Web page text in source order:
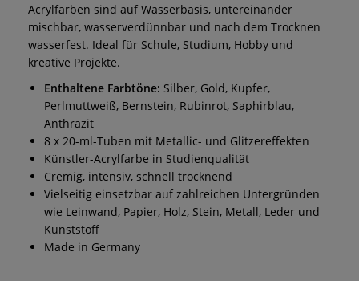
Acrylfarben sind auf Wasserbasis, untereinander
mischbar, wasserverdünnbar und nach dem Trocknen
wasserfest. Ideal für Schule, Studium, Hobby und
kreative Projekte.
Enthaltene Farbtöne: Silber, Gold, Kupfer,
Perlmuttweiß, Bernstein, Rubinrot, Saphirblau,
Anthrazit
8 x 20-ml-Tuben mit Metallic- und Glitzereffekten
Künstler-Acrylfarbe in Studienqualität
Cremig, intensiv, schnell trocknend
Vielseitig einsetzbar auf zahlreichen Untergründen
wie Leinwand, Papier, Holz, Stein, Metall, Leder und
Kunststoff
Made in Germany